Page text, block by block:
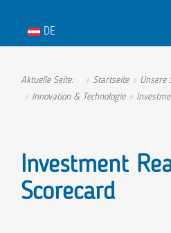
Sprache auswählen
DE
Aktuelle Seite: Startseite
Unsere
Innovation & Technologie
Investment
Scorecard